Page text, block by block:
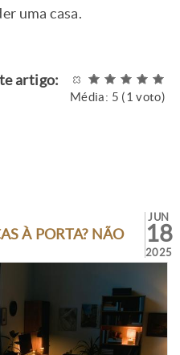
uma casa.
artigo:
Média: 5 (1 voto)
À PORTA? NÃO
JUN
18
2025